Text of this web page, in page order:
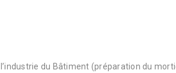
du Bâtiment (préparation du